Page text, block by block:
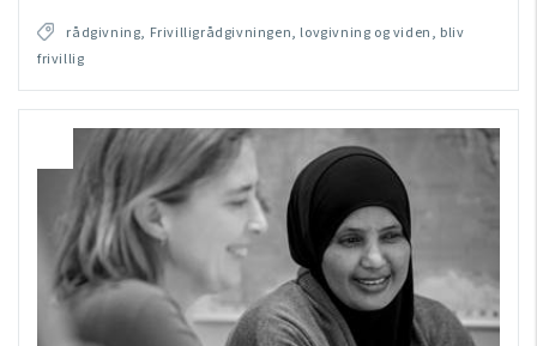
rådgivning, Frivilligrådgivningen, lovgivning og viden, bliv
frivillig